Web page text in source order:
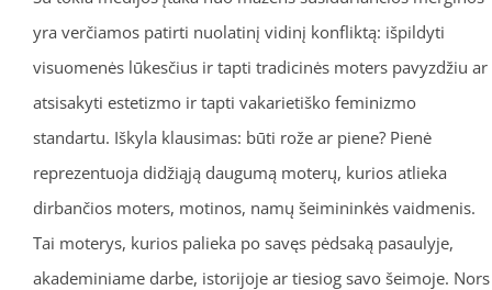
yra verčiamos patirti nuolatinį vidinį konfliktą: išpildyti
visuomenės lūkesčius ir tapti tradicinės moters pavyzdžiu ar
atsisakyti estetizmo ir tapti vakarietiško feminizmo
standartu. Iškyla klausimas: būti rože ar piene? Pienė
reprezentuoja didžiąją daugumą moterų, kurios atlieka
dirbančios moters, motinos, namų šeimininkės vaidmenis.
Tai moterys, kurios palieka po savęs pėdsaką pasaulyje,
akademiniame darbe, istorijoje ar tiesiog savo šeimoje. Nors